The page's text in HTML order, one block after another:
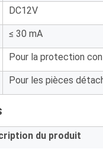
DC12V
≤ 30 mA
Pour la protection
Pour les pièces
du produit